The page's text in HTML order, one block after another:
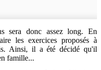
sera donc assez long. En
les exercices proposés à
Ainsi, il a été décidé qu'il
famille...